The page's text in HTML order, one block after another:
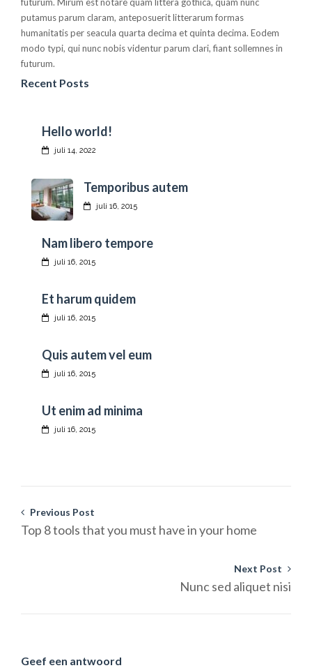
putamus parum claram, anteposuerit litterarum formas
humanitatis per seacula quarta decima et quinta decima. Eodem
modo typi, qui nunc nobis videntur parum clari, fiant sollemnes in
futurum.
Recent Posts
Hello world!
juli 14, 2022
Temporibus autem
juli 16, 2015
Nam libero tempore
juli 16, 2015
Et harum quidem
juli 16, 2015
Quis autem vel eum
juli 16, 2015
Ut enim ad minima
juli 16, 2015
Previous Post
Top 8 tools that you must have in your home
Next Post
Nunc sed aliquet nisi
Geef een antwoord